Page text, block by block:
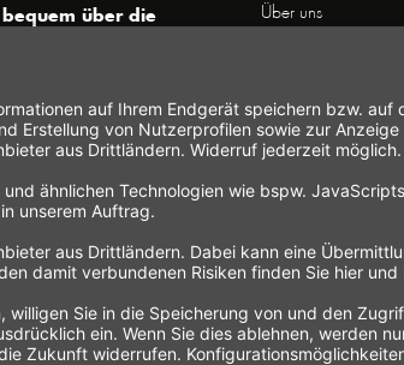
bequem über die
erreichen Sie telefonisch
Dienstags bis Donnerstags von
10 bis 16 Uhr (außer an
Feiertagen) unter Telefon +49
(0) 41 65 / 22 25 - 0
Nutzen Sie unser
Kontaktformular für eine
schnelle und einfache
Über uns
Affiliate-
Themenwelten
Handelsvertretungen
Hinweise zur